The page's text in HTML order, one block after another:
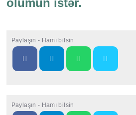
ölümün istər.
Paylaşın - Hamı bilsin
Paylaşın - Hamı bilsin